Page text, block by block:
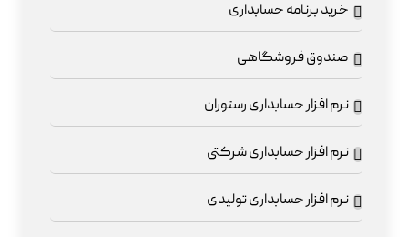
خرید برنامه حسابداری
صندوق فروشگاهی
نرم افزار حسابداری رستوران
نرم افزار حسابداری شرکتی
نرم افزار حسابداری تولیدی